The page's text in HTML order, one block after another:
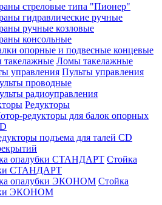
стреловые типа "Пионер"
гидравлические ручные
ручные козловые
консольные
опорные и подвесные концевые
Ломы такелажные
Пульты управления
проводные
радиоуправления
Редукторы
редукторы для балок опорных
подъема для талей CD
Стойка
СТАНДАРТ
Стойка
ЭКОНОМ